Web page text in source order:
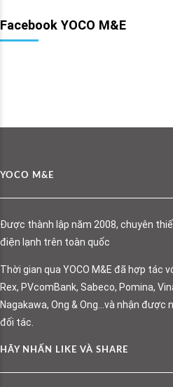
Facebook YOCO M&E
YOCO M&E
Được thành lập năm 2008, chuyên
điện lạnh trên toàn quốc
Thời gian qua YOCO M&E đã hợp tác
Rex, PVcomBank, Sabeco, Pomina,
Nagakawa, Ong & Ong…và nhận
đối tác.
HÃY NHẤN LIKE VÀ SHARE